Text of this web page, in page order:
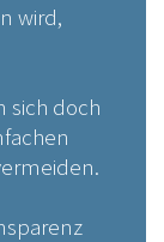
wird,
sich doch